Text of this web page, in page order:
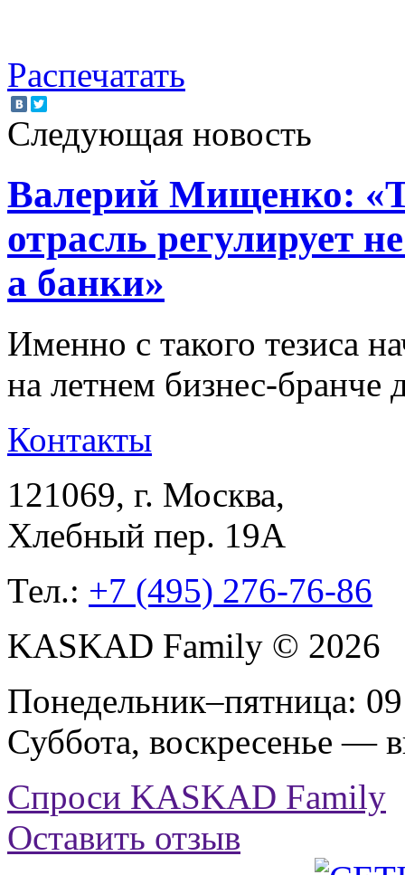
Распечатать
Следующая новость
Валерий Мищенко:
отрасль регулирует
а банки»
Именно с такого тезиса
на летнем бизнес-
Контакты
121069, г. Москва,
Хлебный пер. 19А
Тел.: +7 (495) 276-76-86
KASKAD Family © 2026
Понедельник–пятница:
Суббота, воскресенье —
Спроси KASKAD Family
Оставить отзыв